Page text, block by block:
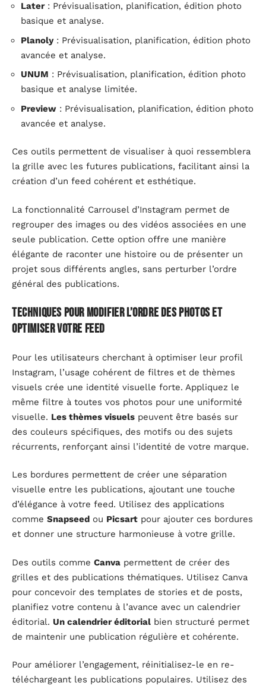
Later: Prévisualisation, planification, édition photo
basique et analyse.
Planoly: Prévisualisation, planification, édition photo
avancée et analyse.
UNUM : Prévisualisation, planification, édition photo
basique et analyse limitée.
Preview : Prévisualisation, planification, édition photo
avancée et analyse.
Ces outils permettent de visualiser à quoi ressemblera
la grille avec les futures publications, facilitant ainsi la
création d’un feed cohérent et esthétique.
La fonctionnalité Carrousel d’Instagram permet de
regrouper des images ou des vidéos associées en une
seule publication. Cette option offre une manière
élégante de raconter une histoire ou de présenter un
projet sous différents angles, sans perturber l’ordre
général des publications.
Techniques pour modifier l’ordre des photos et
optimiser votre feed
Pour les utilisateurs cherchant à optimiser leur profil
Instagram, l’usage cohérent de filtres et de thèmes
visuels crée une identité visuelle forte. Appliquez le
même filtre à toutes vos photos pour une uniformité
visuelle. Les thèmes visuels peuvent être basés sur
des couleurs spécifiques, des motifs ou des sujets
récurrents, renforçant ainsi l’identité de votre marque.
Les bordures permettent de créer une séparation
visuelle entre les publications, ajoutant une touche
d’élégance à votre feed. Utilisez des applications
comme Snapseed ou Picsart pour ajouter ces bordures
et donner une structure harmonieuse à votre grille.
Des outils comme Canva permettent de créer des
grilles et des publications thématiques. Utilisez Canva
pour concevoir des templates de stories et de posts,
planifiez votre contenu à l’avance avec un calendrier
éditorial. Un calendrier éditorial bien structuré permet
de maintenir une publication régulière et cohérente.
Pour améliorer l’engagement, réinitialisez-le en re-
téléchargeant les publications populaires. Utilisez des